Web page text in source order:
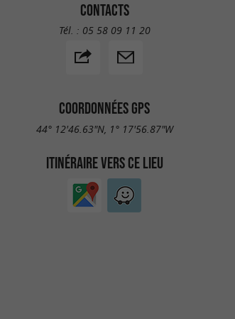
CONTACTS
Tél. : 05 58 09 11 20
COORDONNÉES GPS
44° 12'46.63"N, 1° 17'56.87"W
ITINÉRAIRE VERS CE LIEU